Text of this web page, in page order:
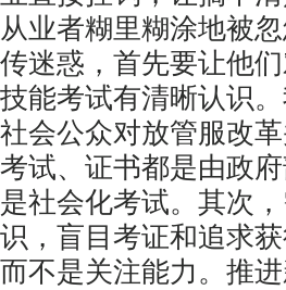
从业者糊里糊涂地被
传迷惑，首先要让他
技能考试有清晰认识
社会公众对放管服改
考试、证书都是由政
是社会化考试。其次
识，盲目考证和追求
而不是关注能力。推